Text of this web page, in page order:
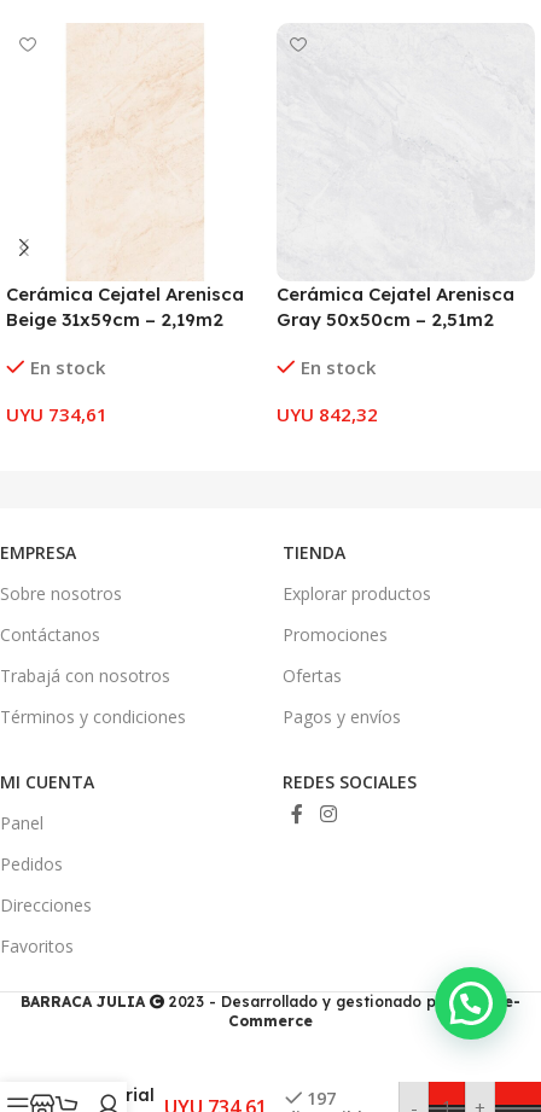
Cerámica Cejatel Arenisca
Beige 31x59cm – 2,19m2
En stock
UYU 734,61
Cerámica Cejatel Arenisca
Gray 50x50cm – 2,51m2
En stock
UYU 842,32
EMPRESA
Sobre nosotros
Contáctanos
Trabajá con nosotros
Términos y condiciones
TIENDA
Explorar productos
Promociones
Ofertas
Pagos y envíos
MI CUENTA
Panel
Pedidos
Direcciones
Favoritos
REDES SOCIALES
BARRACA JULIA 2023 - Desarrollado y gestionado por Ducis e-
Commerce
Imperial UYU 734,61
197
- +